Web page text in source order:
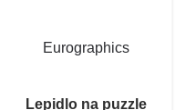
Eurographics
Lepidlo na puzzle